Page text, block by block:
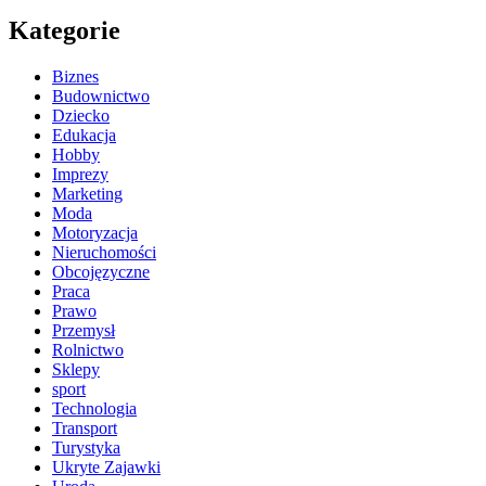
Kategorie
Biznes
Budownictwo
Dziecko
Edukacja
Hobby
Imprezy
Marketing
Moda
Motoryzacja
Nieruchomości
Obcojęzyczne
Praca
Prawo
Przemysł
Rolnictwo
Sklepy
sport
Technologia
Transport
Turystyka
Ukryte Zajawki